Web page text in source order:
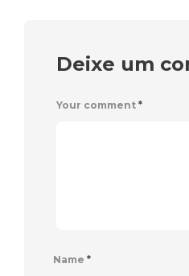
Deixe um
Your comment *
Name *